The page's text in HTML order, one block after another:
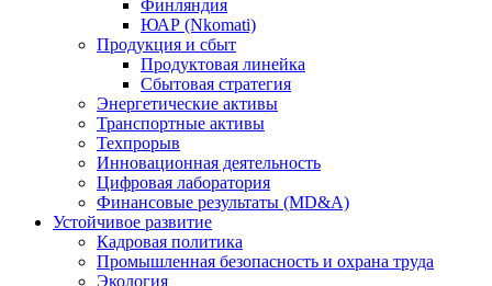
Финляндия
ЮАР (Nkomati)
Продукция и сбыт
Продуктовая линейка
Сбытовая стратегия
Энергетические активы
Транспортные активы
Техпрорыв
Инновационная деятельность
Цифровая лаборатория
Финансовые результаты (MD&A)
Устойчивое развитие
Кадровая политика
Промышленная безопасность и охрана труда
Экология